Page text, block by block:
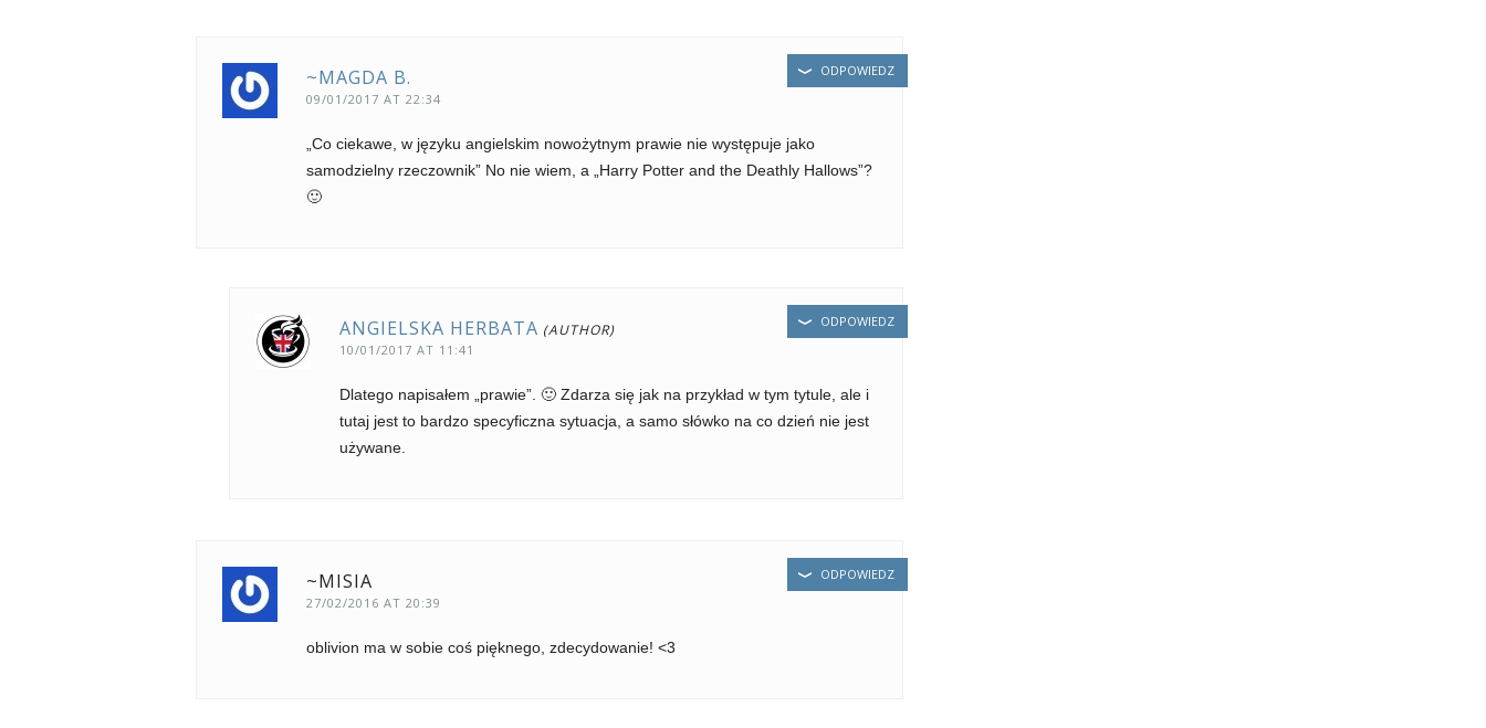
~MAGDA B.
09/01/2017 AT 22:34
„Co ciekawe, w języku angielskim nowożytnym prawie nie występuje jako
samodzielny rzeczownik” No nie wiem, a „Harry Potter and the Deathly Hallows”?
🙂
ODPOWIEDZ
ANGIELSKA HERBATA
10/01/2017 AT 11:41
Dlatego napisałem „prawie”. 🙂 Zdarza się jak na przykład w tym tytule, ale i
tutaj jest to bardzo specyficzna sytuacja, a samo słówko na co dzień nie jest
używane.
ODPOWIEDZ
~MISIA
27/02/2016 AT 20:39
oblivion ma w sobie coś pięknego, zdecydowanie! <3
ODPOWIEDZ